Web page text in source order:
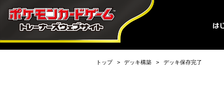
トップ デッキ構築 デッキ保存完了